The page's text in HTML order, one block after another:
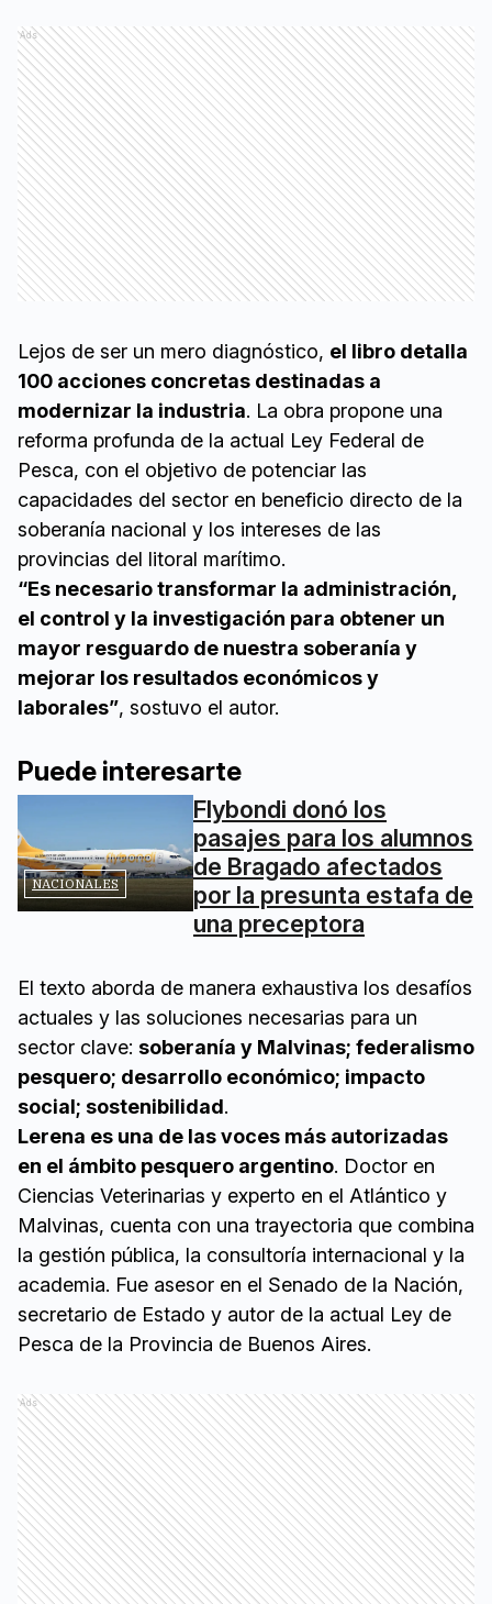
Ads
Lejos de ser un mero diagnóstico, el libro detalla
100 acciones concretas destinadas a
modernizar la industria. La obra propone una
reforma profunda de la actual Ley Federal de
Pesca, con el objetivo de potenciar las
capacidades del sector en beneficio directo de la
soberanía nacional y los intereses de las
provincias del litoral marítimo.
“Es necesario transformar la administración,
el control y la investigación para obtener un
mayor resguardo de nuestra soberanía y
mejorar los resultados económicos y
laborales”, sostuvo el autor.
Puede interesarte
NACIONALES
Flybondi donó los
pasajes para los alumnos
de Bragado afectados
por la presunta estafa de
una preceptora
El texto aborda de manera exhaustiva los desafíos
actuales y las soluciones necesarias para un
sector clave: soberanía y Malvinas; federalismo
pesquero; desarrollo económico; impacto
social; sostenibilidad.
Lerena es una de las voces más autorizadas
en el ámbito pesquero argentino. Doctor en
Ciencias Veterinarias y experto en el Atlántico y
Malvinas, cuenta con una trayectoria que combina
la gestión pública, la consultoría internacional y la
academia. Fue asesor en el Senado de la Nación,
secretario de Estado y autor de la actual Ley de
Pesca de la Provincia de Buenos Aires.
Ads